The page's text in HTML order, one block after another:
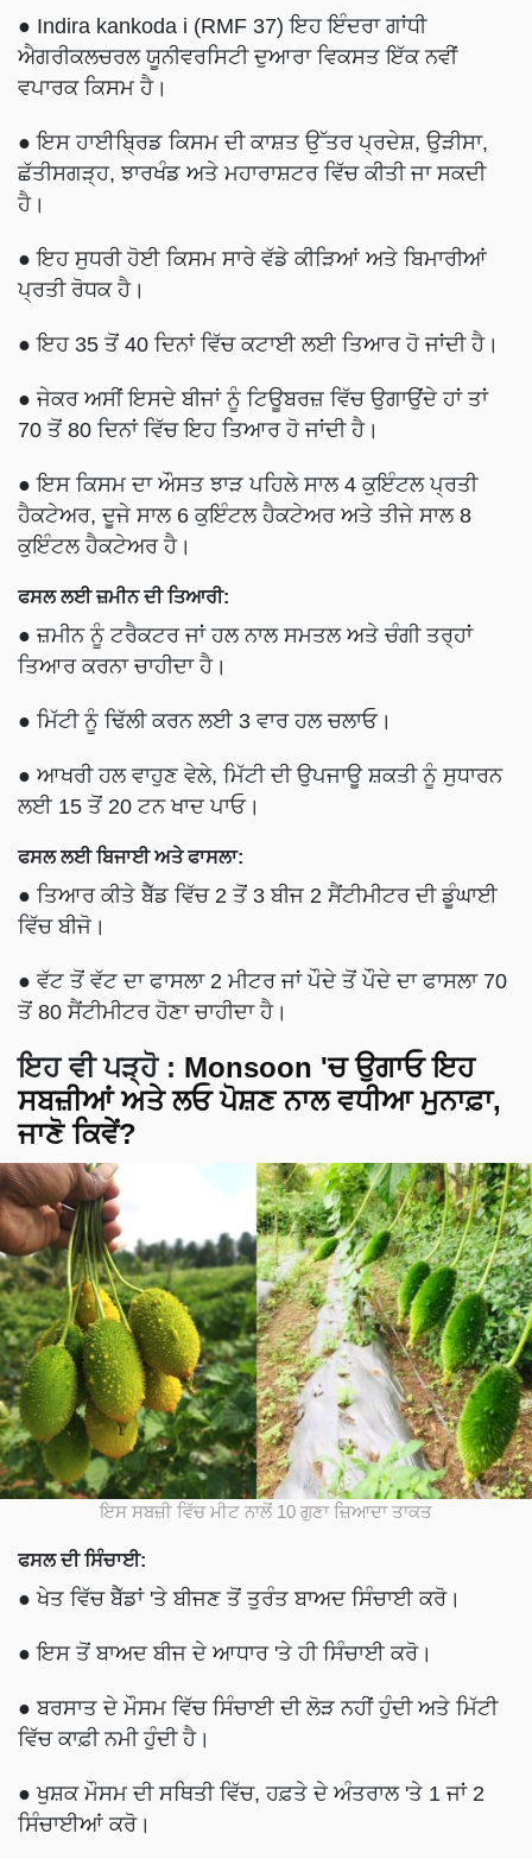
● Indira kankoda i (RMF 37) ਇਹ ਇੰਦਰਾ ਗਾਂਧੀ
ਐਗਰੀਕਲਚਰਲ ਯੂਨੀਵਰਸਿਟੀ ਦੁਆਰਾ ਵਿਕਸਤ ਇੱਕ ਨਵੀਂ
ਵਪਾਰਕ ਕਿਸਮ ਹੈ।
● ਇਸ ਹਾਈਬ੍ਰਿਡ ਕਿਸਮ ਦੀ ਕਾਸ਼ਤ ਉੱਤਰ ਪ੍ਰਦੇਸ਼, ਉੜੀਸਾ,
ਛੱਤੀਸਗੜ੍ਹ, ਝਾਰਖੰਡ ਅਤੇ ਮਹਾਰਾਸ਼ਟਰ ਵਿੱਚ ਕੀਤੀ ਜਾ ਸਕਦੀ
ਹੈ।
● ਇਹ ਸੁਧਰੀ ਹੋਈ ਕਿਸਮ ਸਾਰੇ ਵੱਡੇ ਕੀੜਿਆਂ ਅਤੇ ਬਿਮਾਰੀਆਂ
ਪ੍ਰਤੀ ਰੋਧਕ ਹੈ।
● ਇਹ 35 ਤੋਂ 40 ਦਿਨਾਂ ਵਿੱਚ ਕਟਾਈ ਲਈ ਤਿਆਰ ਹੋ ਜਾਂਦੀ ਹੈ।
● ਜੇਕਰ ਅਸੀਂ ਇਸਦੇ ਬੀਜਾਂ ਨੂੰ ਟਿਊਬਰਜ਼ ਵਿੱਚ ਉਗਾਉਂਦੇ ਹਾਂ ਤਾਂ
70 ਤੋਂ 80 ਦਿਨਾਂ ਵਿੱਚ ਇਹ ਤਿਆਰ ਹੋ ਜਾਂਦੀ ਹੈ।
● ਇਸ ਕਿਸਮ ਦਾ ਔਸਤ ਝਾੜ ਪਹਿਲੇ ਸਾਲ 4 ਕੁਇੰਟਲ ਪ੍ਰਤੀ
ਹੈਕਟੇਅਰ, ਦੂਜੇ ਸਾਲ 6 ਕੁਇੰਟਲ ਹੈਕਟੇਅਰ ਅਤੇ ਤੀਜੇ ਸਾਲ 8
ਕੁਇੰਟਲ ਹੈਕਟੇਅਰ ਹੈ।
ਫਸਲ ਲਈ ਜ਼ਮੀਨ ਦੀ ਤਿਆਰੀ:
● ਜ਼ਮੀਨ ਨੂੰ ਟਰੈਕਟਰ ਜਾਂ ਹਲ ਨਾਲ ਸਮਤਲ ਅਤੇ ਚੰਗੀ ਤਰ੍ਹਾਂ
ਤਿਆਰ ਕਰਨਾ ਚਾਹੀਦਾ ਹੈ।
● ਮਿੱਟੀ ਨੂੰ ਢਿੱਲੀ ਕਰਨ ਲਈ 3 ਵਾਰ ਹਲ ਚਲਾਓ।
● ਆਖਰੀ ਹਲ ਵਾਹੁਣ ਵੇਲੇ, ਮਿੱਟੀ ਦੀ ਉਪਜਾਊ ਸ਼ਕਤੀ ਨੂੰ ਸੁਧਾਰਨ
ਲਈ 15 ਤੋਂ 20 ਟਨ ਖਾਦ ਪਾਓ।
ਫਸਲ ਲਈ ਬਿਜਾਈ ਅਤੇ ਫਾਸਲਾ:
● ਤਿਆਰ ਕੀਤੇ ਬੈੱਡ ਵਿੱਚ 2 ਤੋਂ 3 ਬੀਜ 2 ਸੈਂਟੀਮੀਟਰ ਦੀ ਡੂੰਘਾਈ
ਵਿੱਚ ਬੀਜੋ।
● ਵੱਟ ਤੋਂ ਵੱਟ ਦਾ ਫਾਸਲਾ 2 ਮੀਟਰ ਜਾਂ ਪੌਦੇ ਤੋਂ ਪੌਦੇ ਦਾ ਫਾਸਲਾ 70
ਤੋਂ 80 ਸੈਂਟੀਮੀਟਰ ਹੋਣਾ ਚਾਹੀਦਾ ਹੈ।
ਇਹ ਵੀ ਪੜ੍ਹੋ : Monsoon 'ਚ ਉਗਾਓ ਇਹ
ਸਬਜ਼ੀਆਂ ਅਤੇ ਲਓ ਪੋਸ਼ਣ ਨਾਲ ਵਧੀਆ ਮੁਨਾਫ਼ਾ,
ਜਾਣੋ ਕਿਵੇਂ?
ਇਸ ਸਬਜ਼ੀ ਵਿੱਚ ਮੀਟ ਨਾਲੋਂ 10 ਗੁਣਾ ਜ਼ਿਆਦਾ ਤਾਕਤ
ਫਸਲ ਦੀ ਸਿੰਚਾਈ:
● ਖੇਤ ਵਿੱਚ ਬੈੱਡਾਂ 'ਤੇ ਬੀਜਣ ਤੋਂ ਤੁਰੰਤ ਬਾਅਦ ਸਿੰਚਾਈ ਕਰੋ।
● ਇਸ ਤੋਂ ਬਾਅਦ ਬੀਜ ਦੇ ਆਧਾਰ 'ਤੇ ਹੀ ਸਿੰਚਾਈ ਕਰੋ।
● ਬਰਸਾਤ ਦੇ ਮੌਸਮ ਵਿੱਚ ਸਿੰਚਾਈ ਦੀ ਲੋੜ ਨਹੀਂ ਹੁੰਦੀ ਅਤੇ ਮਿੱਟੀ
ਵਿੱਚ ਕਾਫ਼ੀ ਨਮੀ ਹੁੰਦੀ ਹੈ।
● ਖੁਸ਼ਕ ਮੌਸਮ ਦੀ ਸਥਿਤੀ ਵਿੱਚ, ਹਫ਼ਤੇ ਦੇ ਅੰਤਰਾਲ 'ਤੇ 1 ਜਾਂ 2
ਸਿੰਚਾਈਆਂ ਕਰੋ।